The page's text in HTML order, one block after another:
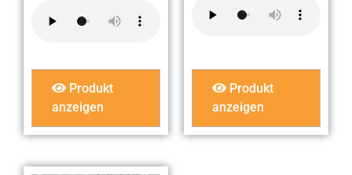
Produkt
anzeigen
Produkt
anzeigen